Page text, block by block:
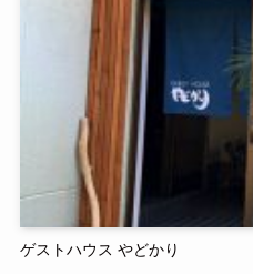
ゲストハウス やどかり